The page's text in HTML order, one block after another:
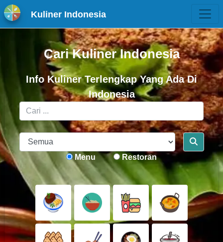
Kuliner Indonesia
Cari Kuliner Indonesia
Info Kuliner Terlengkap Yang Ada Di
Indonesia
Menu Restoran